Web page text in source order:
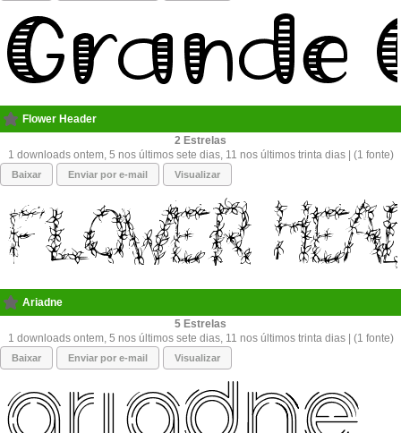
Flower Header
2
1 downloads ontem, 5 nos últimos sete dias, 11 nos últimos trinta dias | (1 fonte)
Baixar Enviar por e-mail Visualizar
Ariadne
5
1 downloads ontem, 5 nos últimos sete dias, 11 nos últimos trinta dias | (1 fonte)
Baixar Enviar por e-mail Visualizar